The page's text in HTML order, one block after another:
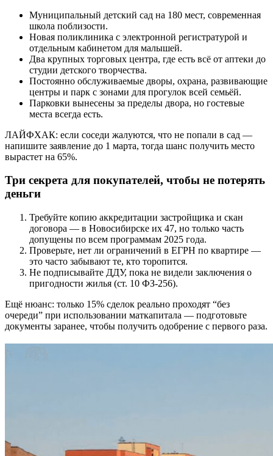
Муниципальный детский сад на 180 мест, современная
школа поблизости.
Новая поликлиника с электронной регистратурой и
отдельным кабинетом для малышей.
Два крупных торговых центра, где есть всё от аптеки до
студии детского творчества.
Постоянно обслуживаемые дворы, охрана, развивающие
центры и парк с зонами для прогулок всей семьёй.
Парковки вынесены за пределы двора, но гостевые
места всегда есть.
ЛАЙФХАК: если соседи жалуются, что не попали в сад —
напишите заявление до 1 марта, тогда шанс получить место
вырастет на 65%.
Три секрета для покупателей, чтобы не потерять
деньги
Требуйте копию аккредитации застройщика и скан
договора — в Новосибирске их 47, но только часть
допущены по всем программам 2025 года.
Проверьте, нет ли ограничений в ЕГРН по квартире —
это часто забывают те, кто торопится.
Не подписывайте ДДУ, пока не видели заключения о
пригодности жилья (ст. 10 ФЗ-256).
Ещё нюанс: только 15% сделок реально проходят “без
очереди” при использовании маткапитала — подготовьте
документы заранее, чтобы получить одобрение с первого раза.